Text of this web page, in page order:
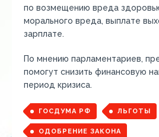
по возмещению вреда
морального вреда, выплате
зарплате.
По мнению парламентариев,
помогут снизить финансовую
период кризиса.
ГОСДУМА РФ ЛЬГОТЫ
ОДОБРЕНИЕ ЗАКОНА